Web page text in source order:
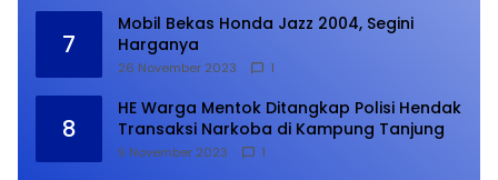
7
Mobil Bekas Honda Jazz 2004, Segini
Harganya
26 November 2023 1
8
HE Warga Mentok Ditangkap Polisi Hendak
Transaksi Narkoba di Kampung Tanjung
9 November 2023 1